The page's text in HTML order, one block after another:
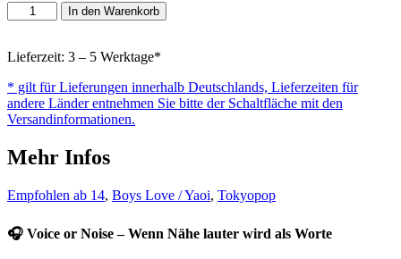
Voice
or
Menge
In den Warenkorb
Lieferzeit: 3 – 5 Werktage*
* gilt für Lieferungen innerhalb Deutschlands, Lieferzeiten für
andere Länder entnehmen Sie bitte der Schaltfläche mit den
Versandinformationen.
Mehr Infos
Empfohlen ab 14, Boys Love / Yaoi, Tokyopop
🎧 Voice or Noise – Wenn Nähe lauter wird als Worte